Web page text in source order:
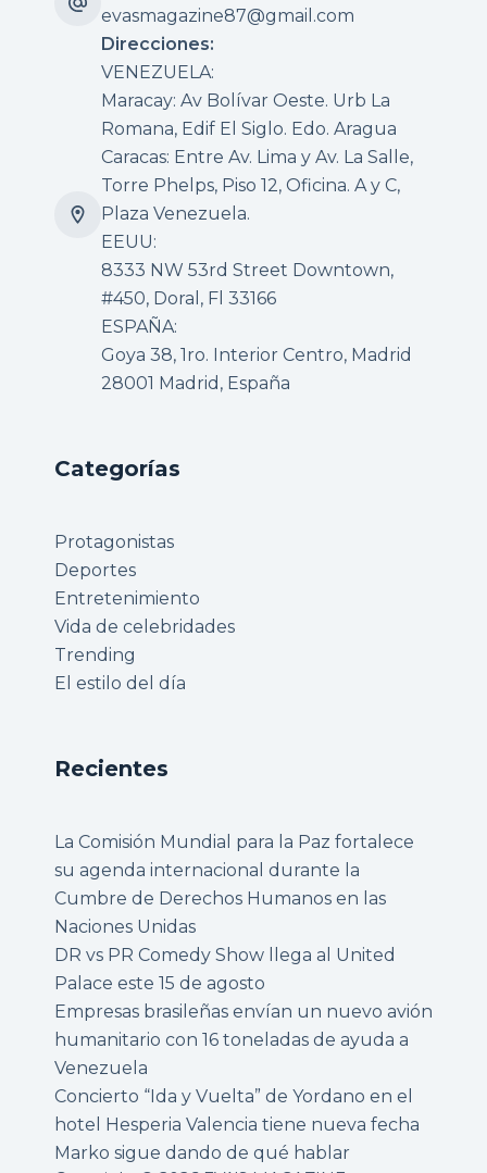
evasmagazine87@gmail.com
Direcciones:
VENEZUELA:
Maracay: Av Bolívar Oeste. Urb La
Romana, Edif El Siglo. Edo. Aragua
Caracas: Entre Av. Lima y Av. La Salle,
Torre Phelps, Piso 12, Oficina. A y C,
Plaza Venezuela.
EEUU:
8333 NW 53rd Street Downtown,
#450, Doral, Fl 33166
ESPAÑA:
Goya 38, 1ro. Interior Centro, Madrid
28001 Madrid, España
Categorías
Protagonistas
Deportes
Entretenimiento
Vida de celebridades
Trending
El estilo del día
Recientes
La Comisión Mundial para la Paz fortalece
su agenda internacional durante la
Cumbre de Derechos Humanos en las
Naciones Unidas
DR vs PR Comedy Show llega al United
Palace este 15 de agosto
Empresas brasileñas envían un nuevo avión
humanitario con 16 toneladas de ayuda a
Venezuela
Concierto “Ida y Vuelta” de Yordano en el
hotel Hesperia Valencia tiene nueva fecha
Marko sigue dando de qué hablar